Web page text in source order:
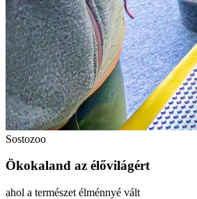
Sostozoo
Ökokaland az élővilágért
ahol a természet élménnyé vált